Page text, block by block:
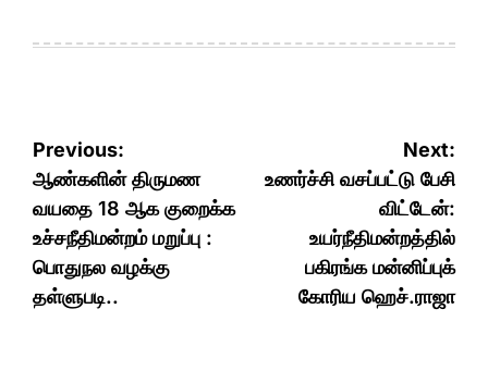
Post
navigation
Previous:
ஆண்களின் திருமண
வயதை 18 ஆக குறைக்க
உச்சநீதிமன்றம் மறுப்பு :
பொதுநல வழக்கு
தள்ளுபடி..
Next:
உணர்ச்சி வசப்பட்டு பேசி
விட்டேன்:
உயர்நீதிமன்றத்தில்
பகிரங்க மன்னிப்புக்
கோரிய ஹெச்.ராஜா